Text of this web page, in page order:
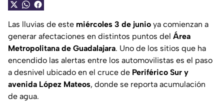
Las lluvias de este miércoles 3 de junio ya comienzan a
generar afectaciones en distintos puntos del Área
Metropolitana de Guadalajara. Uno de los sitios que ha
encendido las alertas entre los automovilistas es el paso
a desnivel ubicado en el cruce de Periférico Sur y
avenida López Mateos, donde se reporta acumulación
de agua.